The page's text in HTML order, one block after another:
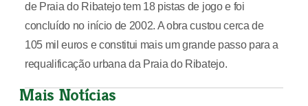
de Praia do Ribatejo tem 18 pistas de jogo e foi
concluído no início de 2002. A obra custou cerca de
105 mil euros e constitui mais um grande passo para a
requalificação urbana da Praia do Ribatejo.
Mais Notícias